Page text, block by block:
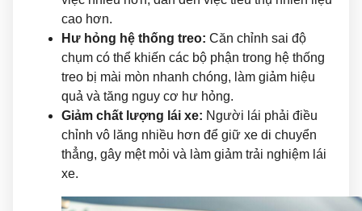
cao hơn.
Hư hỏng hệ thống treo: Căn chỉnh sai độ
chụm có thể khiến các bộ phận trong hệ thống
treo bị mài mòn nhanh chóng, làm giảm hiệu
quả và tăng nguy cơ hư hỏng.
Giảm chất lượng lái xe: Người lái phải điều
chỉnh vô lăng nhiều hơn để giữ xe di chuyển
thẳng, gây mệt mỏi và làm giảm trải nghiệm lái
xe.